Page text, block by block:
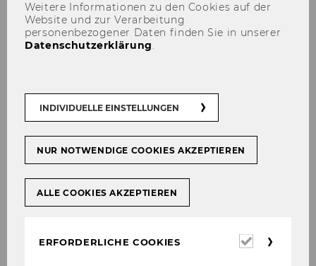
2018, 47. Stück
Mitteilungsblatt vom 22. August
2018, 48. Stück
2018, 49. Stück
Studienjahr 2017/2018
Oktober 2017
Weitere Informationen zu den Cookies auf der
Website und zur Verarbeitung
personenbezogener Daten finden Sie in unserer
Datenschutzerklärung.
INDIVIDUELLE EINSTELLUNGEN
NUR NOTWENDIGE COOKIES AKZEPTIEREN
ALLE COOKIES AKZEPTIEREN
ERFORDERLICHE COOKIES